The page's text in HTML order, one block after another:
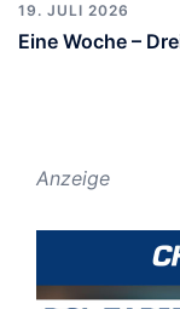
19. JULI 2026
Eine Woche –
Anzeige